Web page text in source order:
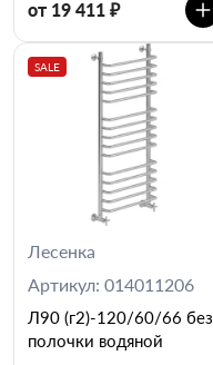
от 19 411 ₽
SALE
Лесенка
Артикул: 014011206
Л90 (г2)-120/60/66 без
полочки водяной